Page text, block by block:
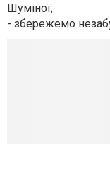
Шуміної;
- збережемо